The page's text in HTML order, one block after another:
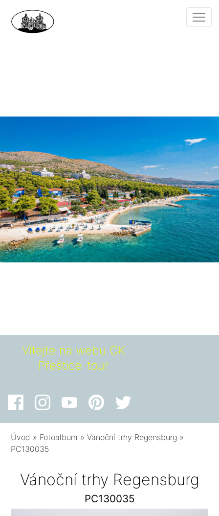
Vítejte na webu CK
Přeštice-tour
Úvod » Fotoalbum »Vánoční trhy Regensburg »
PC130035
Vánoční trhy Regensburg
PC130035